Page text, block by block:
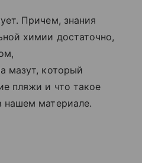
Причем, знания
химии достаточно,
мазут, который
пляжи и что такое
нашем материале.